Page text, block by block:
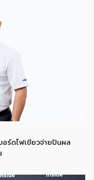
อร์ดไฟเขียวจ่ายปันผล